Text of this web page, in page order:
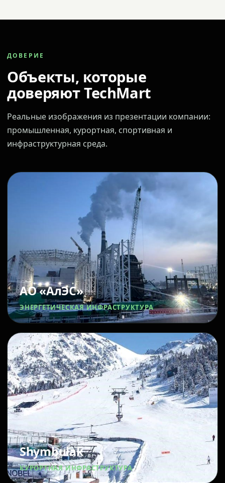
ДОВЕРИЕ
Объекты, которые
доверяют TechMart
Реальные изображения из презентации компании:
промышленная, курортная, спортивная и
инфраструктурная среда.
АО «АлЭС»
ЭНЕРГЕТИЧЕСКАЯ ИНФРАСТРУКТУРА
Shymbulak
КУРОРТНАЯ ИНФРАСТРУКТУРА